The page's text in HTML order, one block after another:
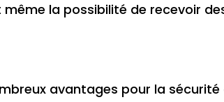
la possibilité de recevoir
avantages pour la